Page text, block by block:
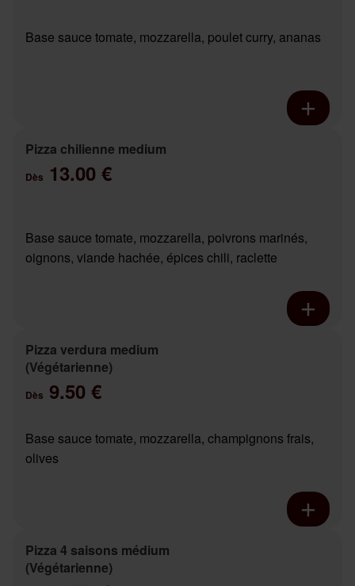
Base sauce tomate, mozzarella, poulet curry, ananas
Pizza chilienne medium
Dès 13.00 €
Base sauce tomate, mozzarella, poivrons marinés,
oignons, viande hachée, épices chili, raclette
Pizza verdura medium
(Végétarienne)
Dès 9.50 €
Base sauce tomate, mozzarella, champignons frais,
olives
Pizza 4 saisons médium
(Végétarienne)